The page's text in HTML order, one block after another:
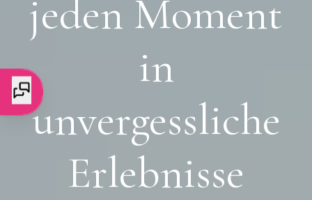
Condé Nast
Johansens
jeden Moment
in
unvergessliche
Erlebnisse